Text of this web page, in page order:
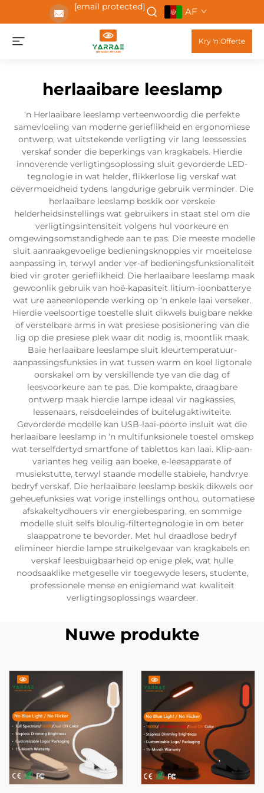
[email protected] AF
Kry 'n Offerte
herlaaibare leeslamp
‘n Herlaaibare leeslamp verteenwoordig die perfekte
samevloeiing van moderne gerieflikheid en ergonomiese
ontwerp, wat uitstekende verligting vir lang leessessies
verskaf sonder die beperkings van kragkabels. Hierdie
innoverende verligtingsoplossing sluit gevorderde LED-
tegnologie in wat helder, flikkerlose lig verskaf wat
oëvermoeidheid tydens langdurige gebruik verminder. Die
herlaaibare leeslamp beskik oor verskeie
helderheidsinstellings wat gebruikers in staat stel om die
verligtingsintensiteit volgens hul voorkeure en
omgewingsomstandighede aan te pas. Die meeste modelle
sluit aanraakgevoelige bedieningsknoppies vir moeitelose
aanpassing in, terwyl ander ver-af bedieningsfunksionaliteit
bied vir groter gerieflikheid. Die herlaaibare leeslamp maak
gewoonlik gebruik van hoë-kapasiteit litium-ioonbatterye
wat ure aaneenlopende werking op ‘n enkele laai verseker.
Hierdie veelsoortige toestelle sluit dikwels buigbare nekke
of verstelbare arms in wat presiese posisionering van die
lig op die presiese plek waar dit nodig is, moontlik maak.
Baie herlaaibare leeslampe sluit kleurtemperatuur-
aanpassingsfunksies in wat tussen warm en koel ligtonale
oorskakel om by verskillende tye van die dag of
leesvoorkeure aan te pas. Die kompakte, draagbare
ontwerp maak hierdie lampe ideaal vir nagkassies,
lessenaars, reisdoeleindes of buitelugaktiwiteite.
Gevorderde modelle kan USB-laai-poorte insluit wat die
herlaaibare leeslamp in ‘n multifunksionele toestel omskep
wat terselfdertyd smartfone of tablettos kan laai. Klip-aan-
variantes heg veilig aan boeke, e-leesapparate of
musiekstutte, terwyl staande modelle stabiele, handvrye
bedryf verskaf. Die herlaaibare leeslamp beskik dikwels oor
geheuefunksies wat vorige instellings onthou, outomatiese
afskakeltydhouers vir energiebesparing, en sommige
modelle sluit selfs bloulig-filtertegnologie in om beter
slaappatrone te bevorder. Met hul draadlose bedryf
elimineer hierdie lampe struikelgevaar van kragkabels en
verskaf leesbuigbaarheid op enige plek, wat hulle
noodsaaklike metgeselle vir toegewyde lesers, studente,
professionele mense en enigiemand wat kwaliteit
verligtingsoplossings waardeer.
Nuwe produkte